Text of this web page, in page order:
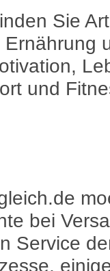
Sie
und
bei
Service